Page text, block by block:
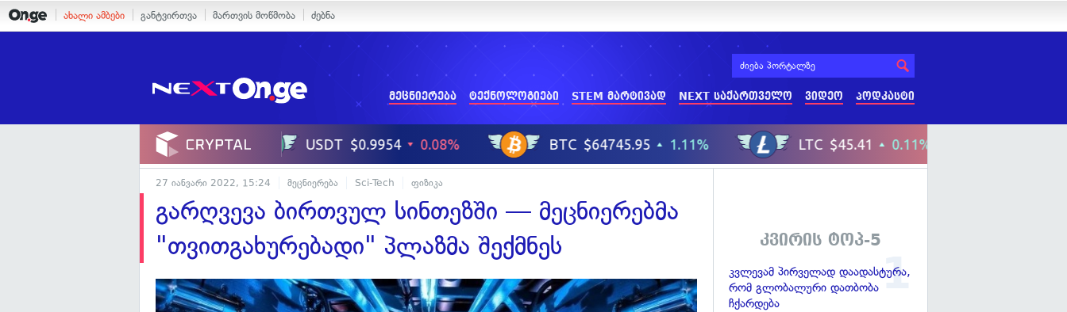
ახალი ამბები განტვირთვა მართვის მოწმობა ძებნა
მეცნიერება ტექნოლოგიები STEM მარტივად NEXT საქართველო ვიდეო პოდკასტი
27 იანვარი 2022, 15:24 მეცნიერება Sci-Tech ფიზიკა
გარღვევა ბირთვულ სინთეზში — მეცნიერებმა
"თვითგახურებადი" პლაზმა შექმნეს
კვირის ტოპ-5
კვლევამ პირველად დაადასტურა,
რომ გლობალური დათბობა
ჩქარდება